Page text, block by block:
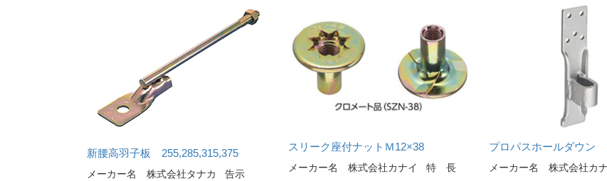
新腰高羽子板 255,285,315,375
メーカー名 株式会社タナカ 告示
スリーク座付ナットＭ12×38
メーカー名 株式会社カナイ 特 長
プロパスホールダウン
メーカー名 株式会社